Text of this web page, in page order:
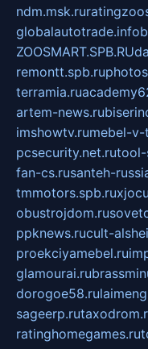
ndm.msk.ru
globalautotrade.info
ZOOSMART.SPB.RU
remontt.spb.ru
terramia.ru
artem-news.ru
imshowtv.rumebel-v-
pcsecurity.net.rutool-
fan-cs.rusanteh-
tmmotors.spb.ru
obustrojdom.ru
ppknews.rucult-
proekciyamebel.ru
glamourai.ru
dorogoe58.ru
sageerp.ru
ratinghomegames.ru